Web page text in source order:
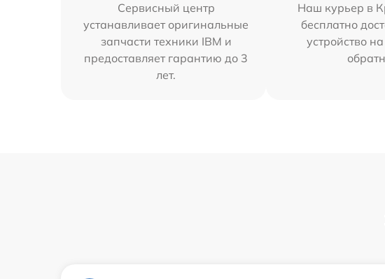
Сервисный центр
устанавливает оригинальные
запчасти техники IBM и
предоставляет гарантию до 3
лет.
Наш курьер в
бесплатно
устройство